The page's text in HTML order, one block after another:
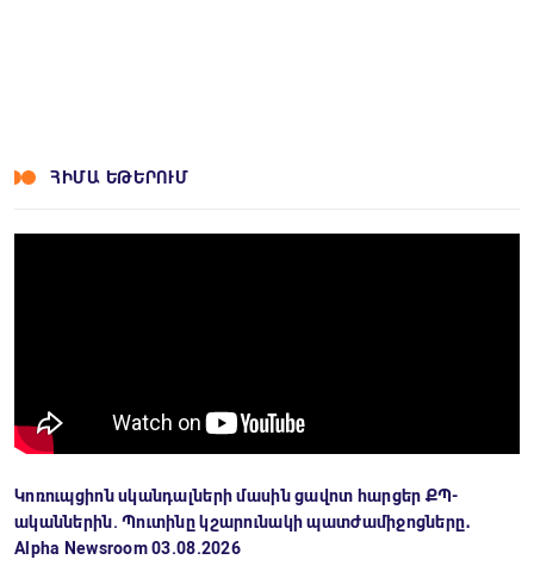
ՀԻՄԱ ԵԹԵՐՈՒՄ
Կոռուպցիոն սկանդալների մասին ցավոտ հարցեր ՔՊ-
ականներին. Պուտինը կշարունակի պատժամիջոցները․
Alpha Newsroom 03.08.2026